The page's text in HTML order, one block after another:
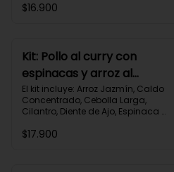
Verde, Receta Impresa.
$16.900
Kit: Pollo al curry con
espinacas y arroz al
cilantro-93
El kit incluye: Arroz Jazmín, Caldo
Concentrado, Cebolla Larga,
Cilantro, Diente de Ajo, Espinaca
Pechuga (foto 160g/p), Tomates
$17.900